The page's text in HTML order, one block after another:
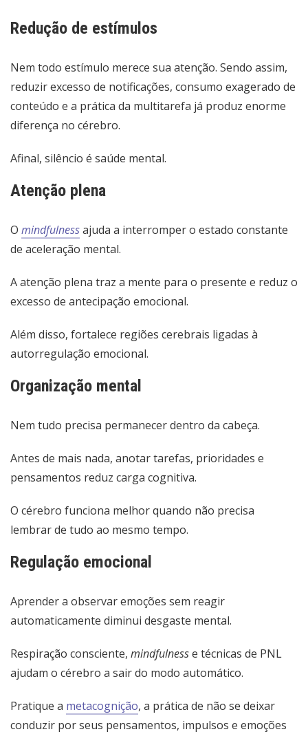
Redução de estímulos
Nem todo estímulo merece sua atenção. Sendo assim,
reduzir excesso de notificações, consumo exagerado de
conteúdo e a prática da multitarefa já produz enorme
diferença no cérebro.
Afinal, silêncio é saúde mental.
Atenção plena
O mindfulnessajuda a interromper o estado constante
de aceleração mental.
A atenção plena traz a mente para o presente e reduz o
excesso de antecipação emocional.
Além disso, fortalece regiões cerebrais ligadas à
autorregulação emocional.
Organização mental
Nem tudo precisa permanecer dentro da cabeça.
Antes de mais nada, anotar tarefas, prioridades e
pensamentos reduz carga cognitiva.
O cérebro funciona melhor quando não precisa
lembrar de tudo ao mesmo tempo.
Regulação emocional
Aprender a observar emoções sem reagir
automaticamente diminui desgaste mental.
Respiração consciente, mindfulnesse técnicas de PNL
ajudam o cérebro a sair do modo automático.
Pratique a metacognição, a prática de não se deixar
conduzir por seus pensamentos, impulsos e emoções